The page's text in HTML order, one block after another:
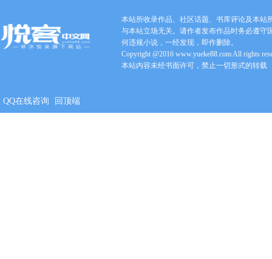
本站所收录作品、社区话题、书库评论及本站
与本站立场无关。请作者发布作品时务必遵守
何违规小说，一经发现，即作删除。
Copyright @2016 www.yueke88.com All rights
本站内容未经书面许可，禁止一切形式的转载
QQ在线咨询 回顶端